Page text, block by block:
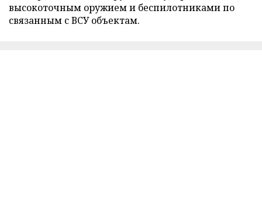
высокоточным оружием и беспилотниками по
связанным с ВСУ объектам.